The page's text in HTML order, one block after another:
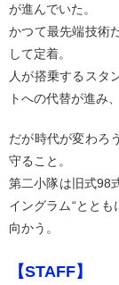
が進んでいた。
かつて最先端技術
して定着。
人が搭乗するスタ
トへの代替が進み
だが時代が変わろ
守ること。
第二小隊は旧式98
イングラム“とと
向かう。
【STAFF】